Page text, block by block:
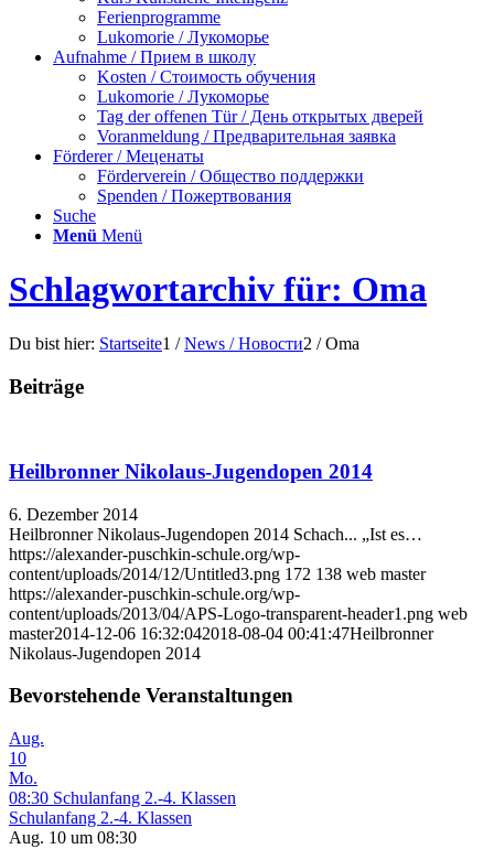
Ferienprogramme
Lukomorie / Лукоморье
Aufnahme / Прием в школу
Kosten / Стоимость обучения
Lukomorie / Лукоморье
Tag der offenen Tür / День открытых дверей
Voranmeldung / Предварительная заявка
Förderer / Меценаты
Förderverein / Общество поддержки
Spenden / Пожертвования
Suche
Menü Menü
Schlagwortarchiv für: Oma
Du bist hier: Startseite1 / News / Новости2 / Oma
Beiträge
Heilbronner Nikolaus-Jugendopen 2014
6. Dezember 2014
Heilbronner Nikolaus-Jugendopen 2014 Schach... „Ist es…
https://alexander-puschkin-schule.org/wp-
content/uploads/2014/12/Untitled3.png 172 138 web master
https://alexander-puschkin-schule.org/wp-
content/uploads/2013/04/APS-Logo-transparent-header1.png web
master2014-12-06 16:32:042018-08-04 00:41:47Heilbronner
Nikolaus-Jugendopen 2014
Bevorstehende Veranstaltungen
Aug.
10
Mo.
08:30 Schulanfang 2.-4. Klassen
Schulanfang 2.-4. Klassen
Aug. 10 um 08:30